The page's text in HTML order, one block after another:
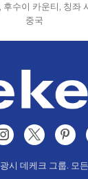
수이 카운티, 칭좌
중국
시 데케크 그룹. 모